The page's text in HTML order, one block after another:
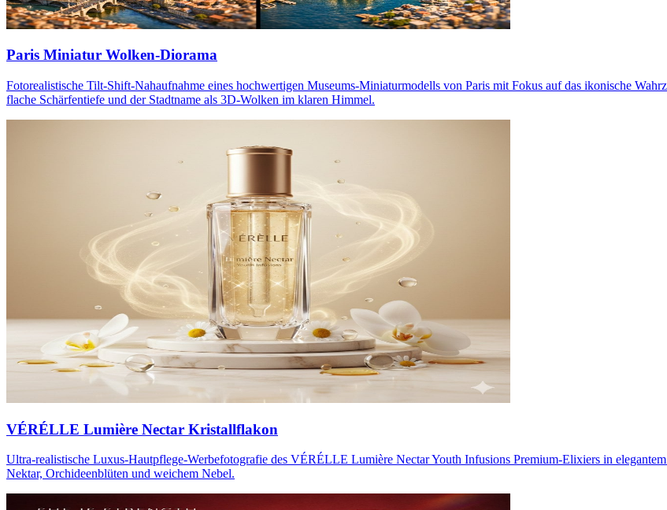
Paris Miniatur Wolken-Diorama
Fotorealistische Tilt-Shift-Nahaufnahme eines hochwertigen Museums-Miniaturmodells von Paris mit Fokus auf das ikonische
flache Schärfentiefe und der Stadtname als 3D-Wolken im klaren Himmel.
VÉRÉLLE Lumière Nectar Kristallflakon
Ultra-realistische Luxus-Hautpflege-Werbefotografie des VÉRÉLLE Lumière Nectar Youth Infusions Premium-Elixiers in
Nektar, Orchideenblüten und weichem Nebel.